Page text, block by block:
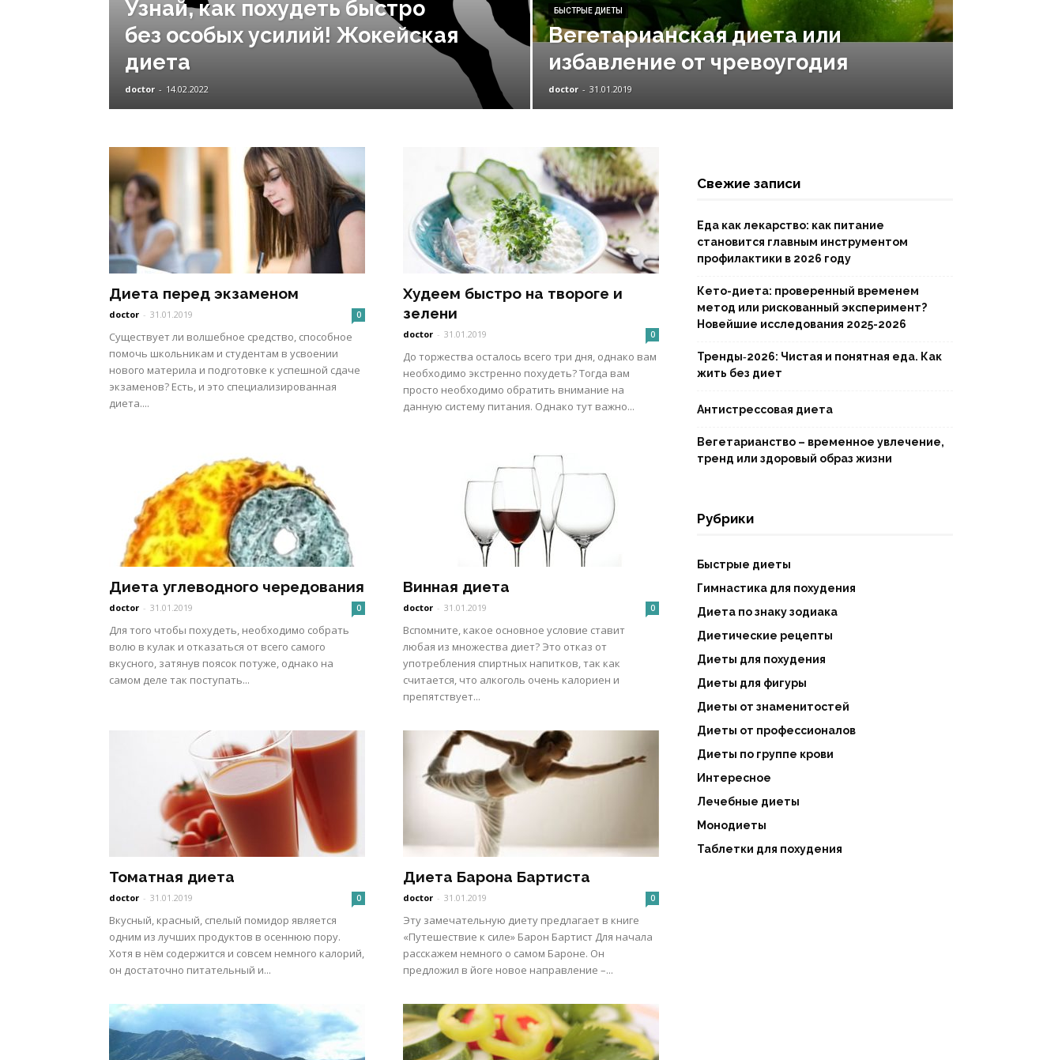
Узнай, как похудеть быстро
без особых усилий! Жокейская
диета
doctor - 14.02.2022
БЫСТРЫЕ ДИЕТЫ
Вегетарианская диета или
избавление от чревоугодия
doctor - 31.01.2019
Диета перед экзаменом
doctor - 31.01.2019 0
Существует ли волшебное средство, способное
помочь школьникам и студентам в усвоении
нового материла и подготовке к успешной сдаче
экзаменов? Есть, и это специализированная
диета....
Худеем быстро на твороге и
зелени
doctor - 31.01.2019 0
До торжества осталось всего три дня, однако вам
необходимо экстренно похудеть? Тогда вам
просто необходимо обратить внимание на
данную систему питания. Однако тут важно...
Диета углеводного чередования
doctor - 31.01.2019 0
Для того чтобы похудеть, необходимо собрать
волю в кулак и отказаться от всего самого
вкусного, затянув поясок потуже, однако на
самом деле так поступать...
Винная диета
doctor - 31.01.2019 0
Вспомните, какое основное условие ставит
любая из множества диет? Это отказ от
употребления спиртных напитков, так как
считается, что алкоголь очень калориен и
препятствует...
Томатная диета
doctor - 31.01.2019 0
Вкусный, красный, спелый помидор является
одним из лучших продуктов в осеннюю пору.
Хотя в нём содержится и совсем немного калорий,
он достаточно питательный и...
Диета Барона Бартиста
doctor - 31.01.2019 0
Эту замечательную диету предлагает в книге
«Путешествие к силе» Барон Бартист Для начала
расскажем немного о самом Бароне. Он
предложил в йоге новое направление –...
Свежие записи
Еда как лекарство: как питание
становится главным инструментом
профилактики в 2026 году
Кето-диета: проверенный временем
метод или рискованный эксперимент?
Новейшие исследования 2025-2026
Тренды‑2026: Чистая и понятная еда. Как
жить без диет
Антистрессовая диета
Вегетарианство – временное увлечение,
тренд или здоровый образ жизни
Рубрики
Быстрые диеты
Гимнастика для похудения
Диета по знаку зодиака
Диетические рецепты
Диеты для похудения
Диеты для фигуры
Диеты от знаменитостей
Диеты от профессионалов
Диеты по группе крови
Интересное
Лечебные диеты
Монодиеты
Таблетки для похудения